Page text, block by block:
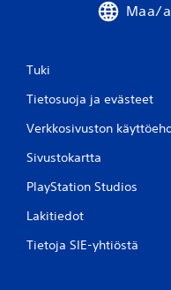
Maa/
Tuki
Tietosuoja ja evästeet
Verkkosivuston
Sivustokartta
PlayStation Studios
Lakitiedot
Tietoja SIE-yhtiöstä